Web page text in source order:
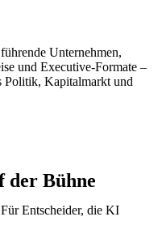
Unternehmen,
und Executive-Formate –
Kapitalmarkt und
der Bühne
Entscheider, die KI